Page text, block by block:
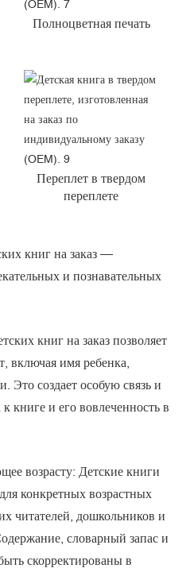
Полноцветная печать
Переплет в твердом
переплете
книг на заказ —
и познавательных
книг на заказ позволяет
включая имя ребенка,
Это создает особую связь и
книге и его вовлеченность в
возрасту: Детские книги
конкретных возрастных
читателей, дошкольников и
словарный запас и
скорректированы в